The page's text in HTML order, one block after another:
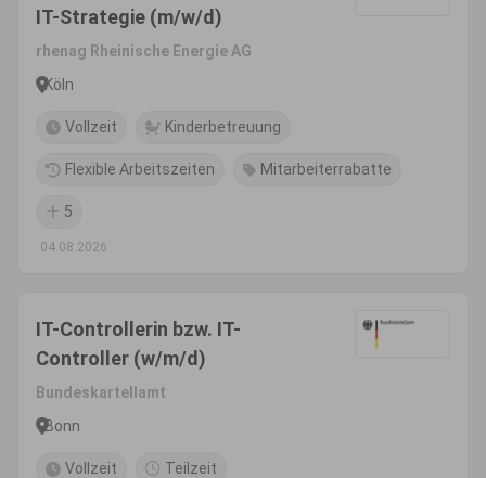
IT-Strategie (m/w/d)
rhenag Rheinische Energie AG
Köln
Vollzeit Kinderbetreuung
Flexible Arbeitszeiten Mitarbeiterrabatte
5
04.08.2026
IT-Controllerin bzw. IT-
Controller (w/m/d)
Bundeskartellamt
Bonn
Vollzeit Teilzeit